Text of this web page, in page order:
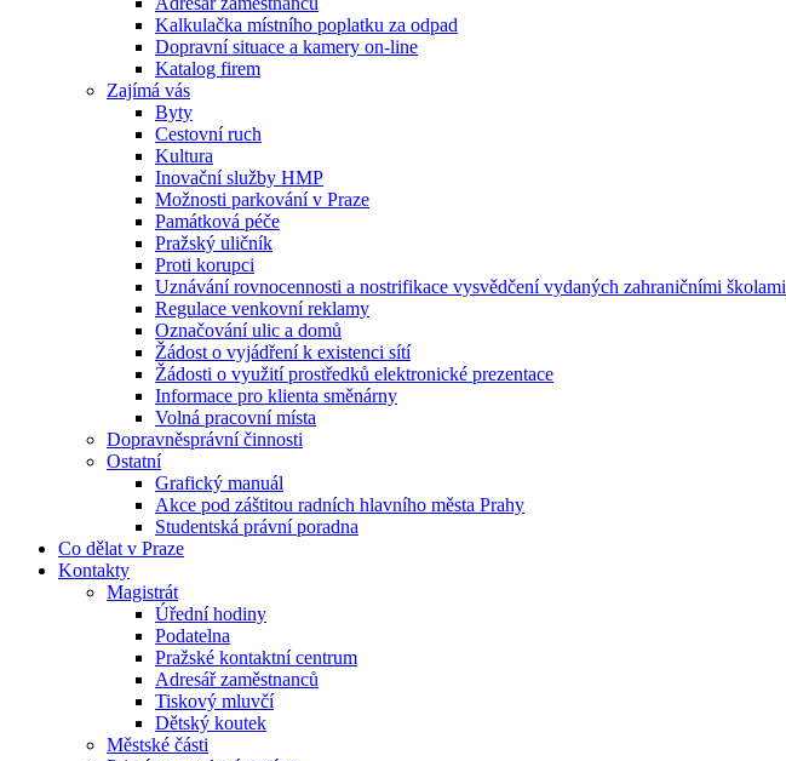
Kalkulačka místního poplatku za odpad
Dopravní situace a kamery on-line
Katalog firem
Zajímá vás
Byty
Cestovní ruch
Kultura
Inovační služby HMP
Možnosti parkování v Praze
Památková péče
Pražský uličník
Proti korupci
Uznávání rovnocennosti a nostrifikace vysvědčení vydaných zahraničními školami
Regulace venkovní reklamy
Označování ulic a domů
Žádost o vyjádření k existenci sítí
Žádosti o využití prostředků elektronické prezentace
Informace pro klienta směnárny
Volná pracovní místa
Dopravněsprávní činnosti
Ostatní
Grafický manuál
Akce pod záštitou radních hlavního města Prahy
Studentská právní poradna
Co dělat v Praze
Kontakty
Magistrát
Úřední hodiny
Podatelna
Pražské kontaktní centrum
Adresář zaměstnanců
Tiskový mluvčí
Dětský koutek
Městské části